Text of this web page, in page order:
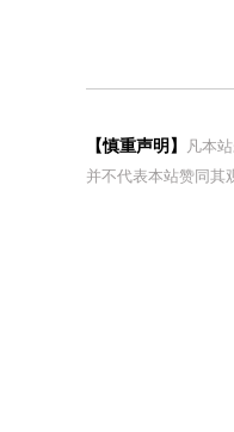
【慎重声明】
凡本
并不代表本站赞同其